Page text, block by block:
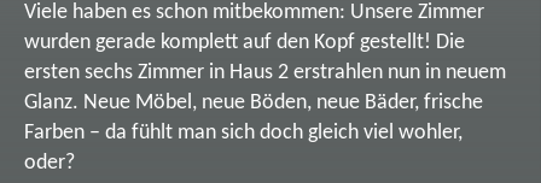
Viele haben es schon mitbekommen: Unsere Zimmer
wurden gerade komplett auf den Kopf gestellt! Die
ersten sechs Zimmer in Haus 2 erstrahlen nun in neuem
Glanz. Neue Möbel, neue Böden, neue Bäder, frische
Farben – da fühlt man sich doch gleich viel wohler,
oder?